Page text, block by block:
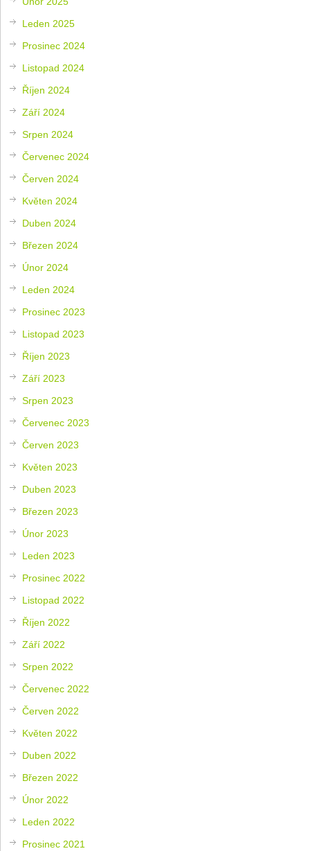
Leden 2025
Prosinec 2024
Listopad 2024
Říjen 2024
Září 2024
Srpen 2024
Červenec 2024
Červen 2024
Květen 2024
Duben 2024
Březen 2024
Únor 2024
Leden 2024
Prosinec 2023
Listopad 2023
Říjen 2023
Září 2023
Srpen 2023
Červenec 2023
Červen 2023
Květen 2023
Duben 2023
Březen 2023
Únor 2023
Leden 2023
Prosinec 2022
Listopad 2022
Říjen 2022
Září 2022
Srpen 2022
Červenec 2022
Červen 2022
Květen 2022
Duben 2022
Březen 2022
Únor 2022
Leden 2022
Prosinec 2021